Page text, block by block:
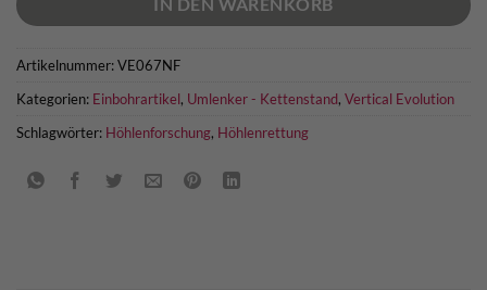
Artikelnummer:VE067NF
Kategorien: Einbohrartikel, Umlenker - Kettenstand, Vertical Evolution
Schlagwörter: Höhlenforschung, Höhlenrettung